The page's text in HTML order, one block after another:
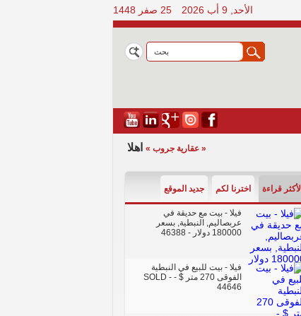
الأحد, 9 أب 2026 25 صفر 1448
« عقارية جروب » اهلا بكم في الموقع الرسمي
الأكثر قراءة اخترنا لكم جديد الموقع
فيلا - بيت مع حديقة في
عربصاليم, النبطية, بسعر
180000 دولار
- 46388
فيلا - بيت للبيع في النبطية
الفوقى 270 متر $ - SOLD
-
44646